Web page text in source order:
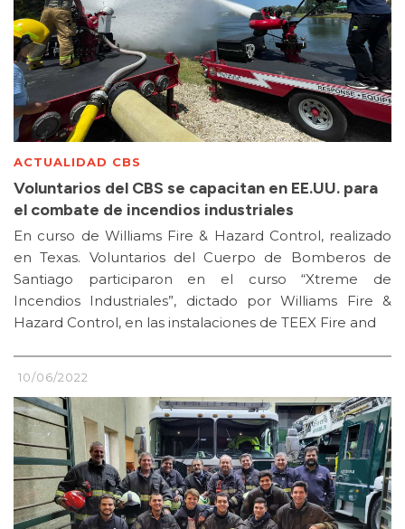
ACTUALIDAD CBS
Voluntarios del CBS se capacitan en EE.UU. para
el combate de incendios industriales
En curso de Williams Fire & Hazard Control, realizado
en Texas. Voluntarios del Cuerpo de Bomberos de
Santiago participaron en el curso “Xtreme de
Incendios Industriales”, dictado por Williams Fire &
Hazard Control, en las instalaciones de TEEX Fire and
10/06/2022